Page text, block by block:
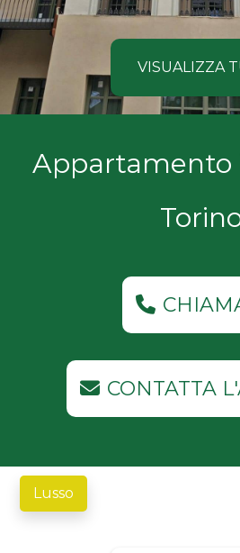
VISUALIZZA
Appartamento
CONTATTA
Lusso
CERCANO
NOSTRI
Comune
Tipologia
-
Industriali